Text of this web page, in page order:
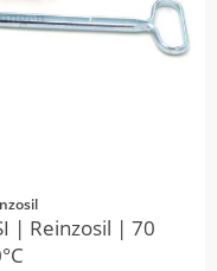
| Reinzosil | 70